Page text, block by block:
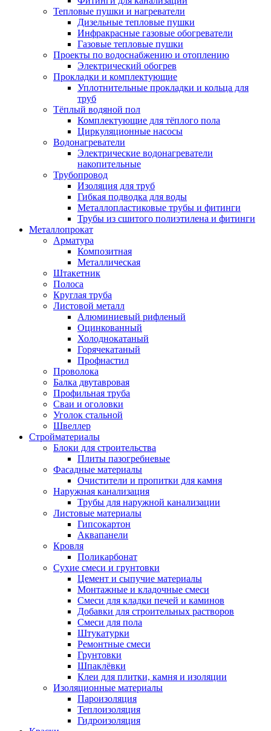
Тепловые пушки и нагреватели
Дизельные тепловые пушки
Инфракрасные газовые обогреватели
Газовые тепловые пушки
Проекты по водоснабжению и отоплению
Электрический обогрев
Прокладки и комплектующие
Уплотнительные прокладки и кольца для
труб
Тёплый водяной пол
Комплектующие для тёплого пола
Циркуляционные насосы
Водонагреватели
Электрические водонагреватели
накопительные
Трубопровод
Изоляция для труб
Гибкая подводка для воды
Металлопластиковые трубы и фитинги
Трубы из сшитого полиэтилена и фитинги
Металлопрокат
Арматура
Композитная
Металлическая
Штакетник
Полоса
Круглая труба
Листовой металл
Алюминиевый рифленый
Оцинкованный
Холоднокатаный
Горячекатаный
Профнастил
Проволока
Балка двутавровая
Профильная труба
Сваи и оголовки
Уголок стальной
Швеллер
Стройматериалы
Блоки для строительства
Плиты пазогребневые
Фасадные материалы
Очистители и пропитки для камня
Наружная канализация
Трубы для наружной канализации
Листовые материалы
Гипсокартон
Аквапанели
Кровля
Поликарбонат
Сухие смеси и грунтовки
Цемент и сыпучие материалы
Монтажные и кладочные смеси
Смеси для кладки печей и каминов
Добавки для строительных растворов
Смеси для пола
Штукатурки
Ремонтные смеси
Грунтовки
Шпаклёвки
Клеи для плитки, камня и изоляции
Изоляционные материалы
Пароизоляция
Теплоизоляция
Гидроизоляция